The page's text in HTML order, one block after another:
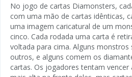
No jogo de cartas Diamonsters,
com uma mão de cartas idênticas,
uma imagem caricatural de um
cinco. Cada rodada uma carta é
voltada para cima. Alguns
outros, e alguns comem os
cartas. Os jogadores tentam